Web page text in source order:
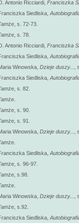
Antonio Ricciardi, Franciszka
Siedliska,
s. 72-73.
s. 78.
Antonio Ricciardi, Franciszka
Siedliska,
Winowska, Dzieje duszy...
,
Siedliska,
s. 82.
s. 90.
s. 91.
Winowska, Dzieje duszy...
,
Siedliska,
s. 96-97.
s.98.
Winowska, Dzieje duszy...
,
s.92.
Siedliska,